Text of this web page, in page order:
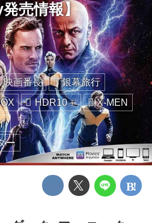
売情報】
映画番長
銀幕旅行
HDR10＋
X-MEN
ー